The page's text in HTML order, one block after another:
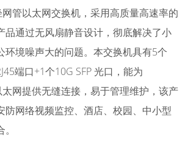
管以太网交换机，采用高质量高速率的
品通过无风扇静音设计，彻底解决了小
环境噪声大的问题。本交换机具有5个
端口+1个10G SFP 光口，能为
网提供无缝连接，易于管理维护，该产
防网络视频监控、酒店、校园、中小型